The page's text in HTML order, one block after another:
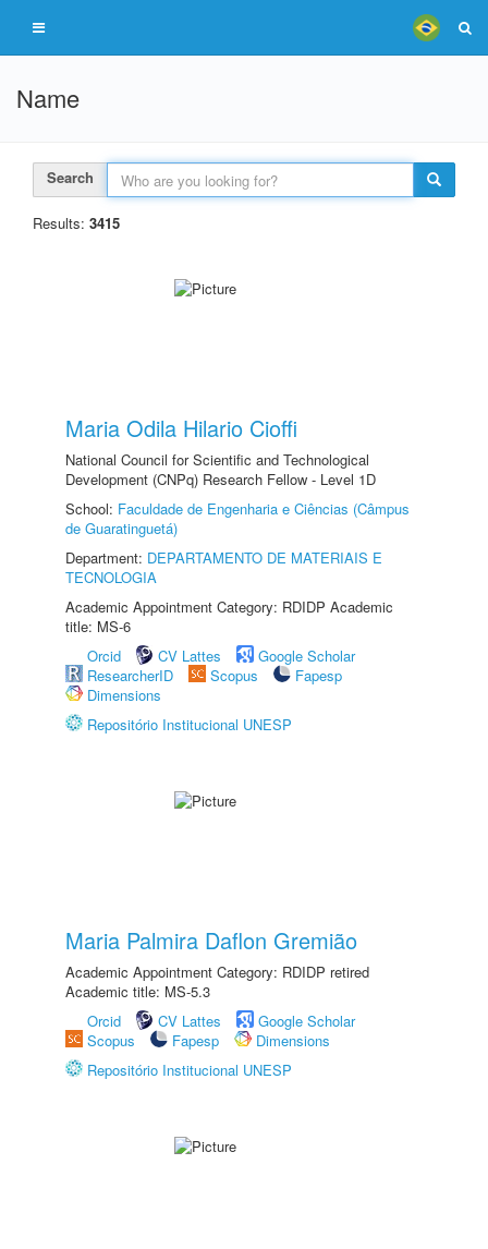
Name
Search
Results: 3415
Maria Odila Hilario Cioffi
National Council for Scientific and Technological
Development (CNPq) Research Fellow - Level 1D
School: Faculdade de Engenharia e Ciências (Câmpus
de Guaratinguetá)
Department: DEPARTAMENTO DE MATERIAIS E
TECNOLOGIA
Academic Appointment Category: RDIDP Academic
title: MS-6
Orcid
CV Lattes
Google Scholar
ResearcherID
Scopus
Fapesp
Dimensions
Repositório Institucional UNESP
Maria Palmira Daflon Gremião
Academic Appointment Category: RDIDP retired
Academic title: MS-5.3
Orcid
CV Lattes
Google Scholar
Scopus
Fapesp
Dimensions
Repositório Institucional UNESP